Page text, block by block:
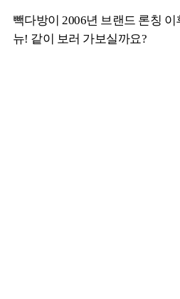
빽다방이 2006년 브랜드 론칭
뉴! 같이 보러 가보실까요?